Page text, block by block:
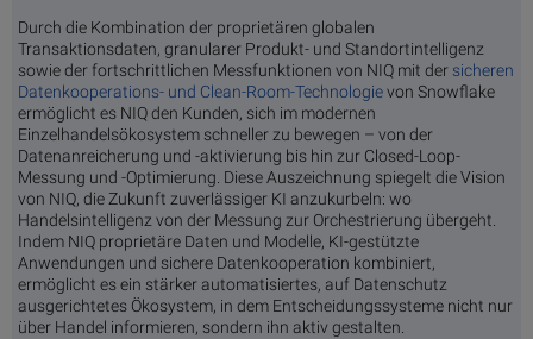
Durch die Kombination der proprietären globalen
Transaktionsdaten, granularer Produkt- und Standortintelligenz
sowie der fortschrittlichen Messfunktionen von NIQ mit der sicheren
Datenkooperations- und Clean-Room-Technologievon Snowflake
ermöglicht es NIQ den Kunden, sich im modernen
Einzelhandelsökosystem schneller zu bewegen – von der
Datenanreicherung und -aktivierung bis hin zur Closed-Loop-
Messung und -Optimierung. Diese Auszeichnung spiegelt die Vision
von NIQ, die Zukunft zuverlässiger KI anzukurbeln: wo
Handelsintelligenz von der Messung zur Orchestrierung übergeht.
Indem NIQ proprietäre Daten und Modelle, KI-gestützte
Anwendungen und sichere Datenkooperation kombiniert,
ermöglicht es ein stärker automatisiertes, auf Datenschutz
ausgerichtetes Ökosystem, in dem Entscheidungssysteme nicht nur
über Handel informieren, sondern ihn aktiv gestalten.